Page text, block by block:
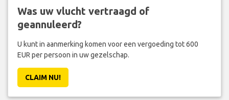
Was uw vlucht vertraagd of
geannuleerd?
U kunt in aanmerking komen voor een vergoeding tot 600
EUR per persoon in uw gezelschap.
CLAIM NU!